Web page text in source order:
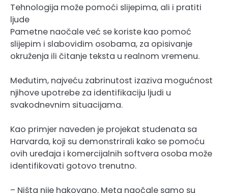
Tehnologija može pomoći slijepima, ali i pratiti
ljude
Pametne naočale već se koriste kao pomoć
slijepim i slabovidim osobama, za opisivanje
okruženja ili čitanje teksta u realnom vremenu.
Međutim, najveću zabrinutost izaziva mogućnost
njihove upotrebe za identifikaciju ljudi u
svakodnevnim situacijama.
Kao primjer naveden je projekat studenata sa
Harvarda, koji su demonstrirali kako se pomoću
ovih uređaja i komercijalnih softvera osoba može
identifikovati gotovo trenutno.
– Ništa nije hakovano. Meta naočale samo su